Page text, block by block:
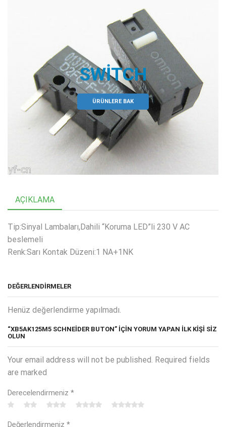
SWITCH
ÜRÜNLERE BAK
AÇIKLAMA
Tip:Sinyal Lambaları,Dahili “Koruma LED”li 230 V AC
beslemeli
Renk:Sarı Kontak Düzeni:1 NA+1NK
DEĞERLENDIRMELER
Henüz değerlendirme yapılmadı.
“XB5AK125M5 SCHNEİDER BUTON” IÇIN YORUM YAPAN ILK KIŞI SIZ
OLUN
Your email address will not be published. Required fields
are marked
Derecelendirmeniz *
Değerlendirmeniz *